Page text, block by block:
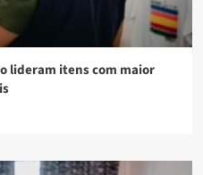
lideram itens com maior